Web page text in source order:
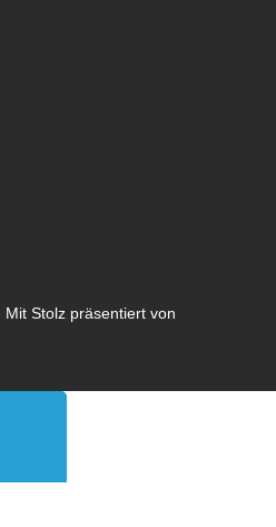
Mit Stolz präsentiert von